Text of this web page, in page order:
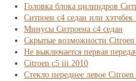
Головка блока цилиндров
Ситроен с4 седан или хэтчбек
Минусы Ситроена с4 седан
Скрытые возможности Citroen
Не выключается первая
Citroen c5 iii 2010
Стекло переднее левое Citroen